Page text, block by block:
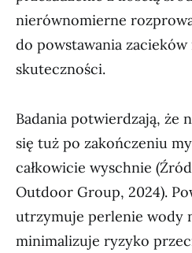
nierównomierne
do powstawania
skuteczności.
Badania potwierdzają, że
się tuż po zakończeniu
całkowicie wyschnie
Outdoor Group, 2024).
utrzymuje perlenie wody
minimalizuje ryzyko